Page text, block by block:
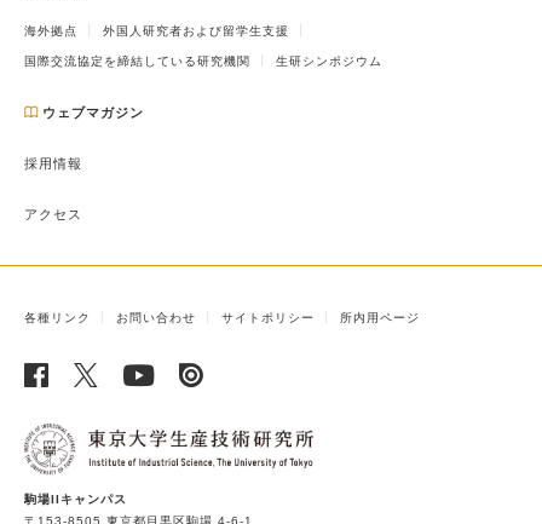
海外拠点 外国人研究者および留学生支援
国際交流協定を締結している研究機関 生研シンポジウム
ウェブマガジン
採用情報
アクセス
各種リンク お問い合わせ サイトポリシー 所内用ページ
駒場IIキャンパス
〒153-8505 東京都目黒区駒場 4-6-1